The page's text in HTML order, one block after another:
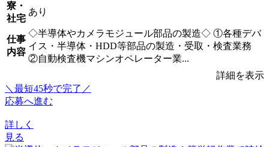
寮・
社宅
あり
仕事
内容
◇半導体やカメラモジュール部品の製造◇ ①各種デバ
イス・半導体・HDD等部品の製造・受取・検査業務
②自動検査機マシンオペレーター業...
詳細を表示
＼最短45秒で完了／
応募へ進む
詳しく
見る